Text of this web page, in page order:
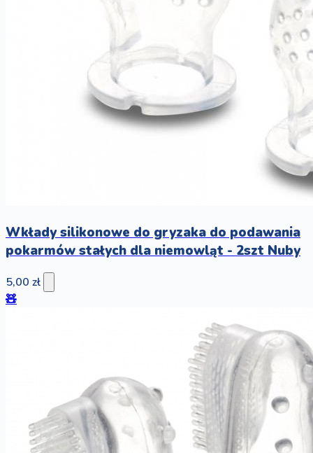
Wkłady silikonowe do gryzaka do podawania
pokarmów stałych dla niemowląt - 2szt Nuby
5,00 zł
🧸